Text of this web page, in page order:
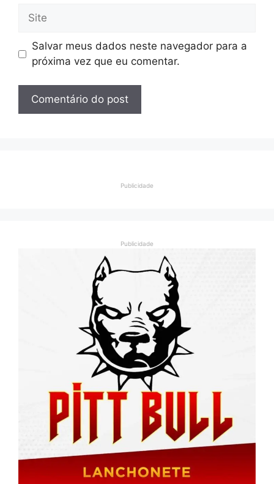
Site
Salvar meus dados neste navegador para a
próxima vez que eu comentar.
Publicidade
Publicidade